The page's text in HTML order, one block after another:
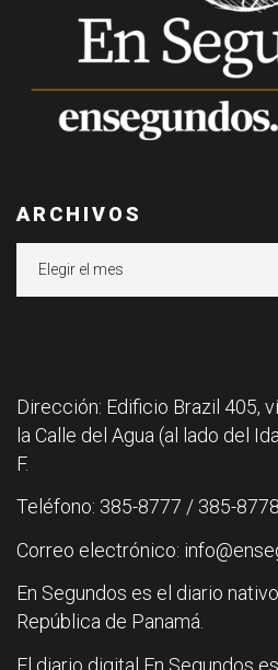
ARCHIVOS
Dirección: Edificio Brazil 405,
la Calle del Agua (al lado del
F.
Teléfono: 385-8777 / 385-8778
Correo electrónico:
En Segundos es el diario
República de Panamá.
El diario digital En Segundos